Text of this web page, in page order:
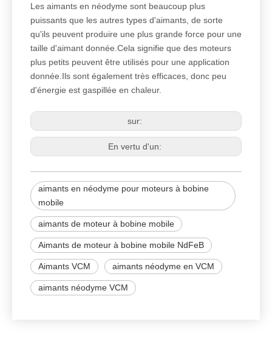
Les aimants en néodyme sont beaucoup plus
puissants que les autres types d'aimants, de sorte
qu'ils peuvent produire une plus grande force pour une
taille d'aimant donnée.Cela signifie que des moteurs
plus petits peuvent être utilisés pour une application
donnée.Ils sont également très efficaces, donc peu
d'énergie est gaspillée en chaleur.
sur:
En vertu d'un:
aimants en néodyme pour moteurs à bobine
mobile
aimants de moteur à bobine mobile
Aimants de moteur à bobine mobile NdFeB
Aimants VCM aimants néodyme en VCM
aimants néodyme VCM